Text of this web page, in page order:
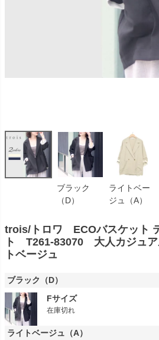
ブラック
（D）
ライトベー
ジュ（A）
trois/トロワ ECOバスケット
ト T261-83070 大人カジュ
トベージュ
ブラック（D）
Fサイズ
在庫切れ
ライトベージュ（A）